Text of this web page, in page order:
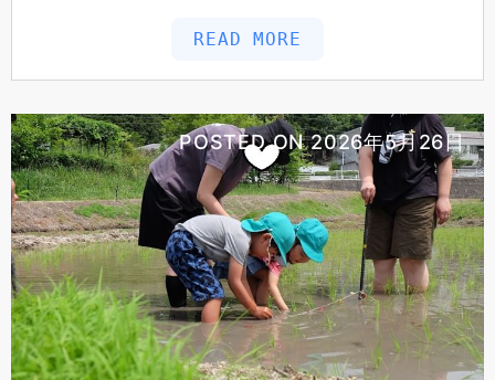
READ MORE
POSTED ON2026年5月26日